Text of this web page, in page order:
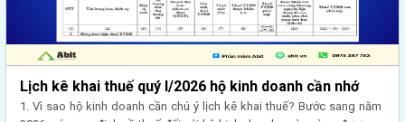
Lịch kê khai thuế quý I/2026 hộ kinh doanh cần nhớ
1. Vì sao hộ kinh doanh cần chú ý lịch kê khai thuế? Bước sang năm